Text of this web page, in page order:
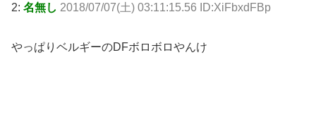
2: 名無し 2018/07/07(土) 03:11:15.56 ID:XiFbxdFBp
やっぱりベルギーのDFボロボロやんけ